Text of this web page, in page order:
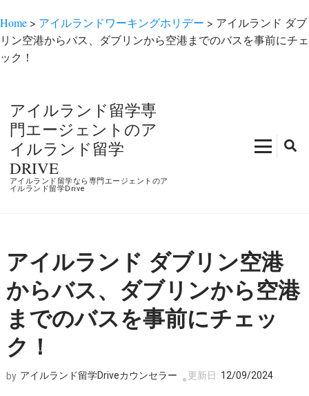
Home > アイルランドワーキングホリデー > アイルランド ダブ
リン空港からバス、ダブリンから空港までのバスを事前にチェ
ック！
へ
(Enter
押
す)
アイルランド留学専
門エージェントのア
イルランド留学
DRIVE
アイルランド留学なら専門エージェントのア
イルランド留学Drive
アイルランド ダブリン空港
からバス、ダブリンから空港
までのバスを事前にチェッ
ク！
by アイルランド留学Driveカウンセラー 更新日: 12/09/2024